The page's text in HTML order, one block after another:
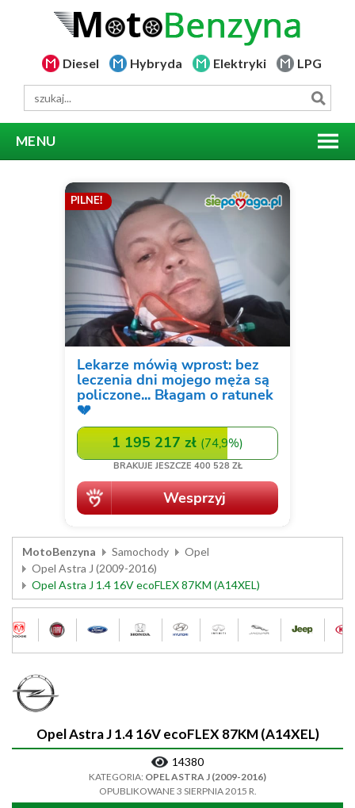
Diesel Hybryda Elektryki LPG
MENU
MotoBenzyna Samochody
Opel
Opel Astra J (2009-2016)
Opel Astra J 1.4 16V ecoFLEX 87KM (A14XEL)
Opel Astra J 1.4 16V ecoFLEX 87KM (A14XEL)
14380
KATEGORIA: OPEL ASTRA J (2009-2016)
OPUBLIKOWANE 3 SIERPNIA 2015 R.